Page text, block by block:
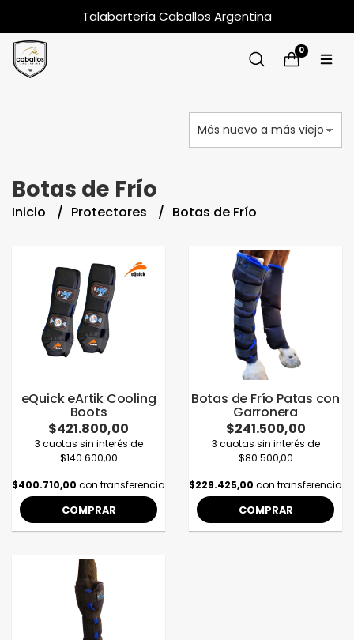
Talabartería Caballos Argentina
0
Botas de Frío
Inicio Protectores Botas de Frío
eQuick eArtik Cooling
Boots
$421.800,00
3 cuotas sin interés de
$140.600,00
$400.710,00 con transferencia
COMPRAR
Botas de Frío Patas con
Garronera
$241.500,00
3 cuotas sin interés de
$80.500,00
$229.425,00 con transferencia
COMPRAR